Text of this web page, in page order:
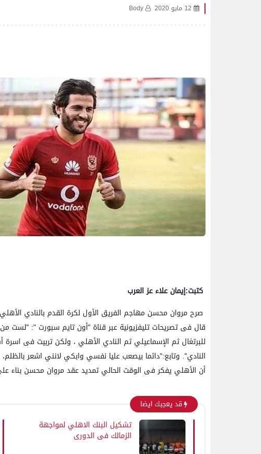
12 مايو 2020 Body
كتبت:إيمان علاء عز العرب
صرح مروان محسن مهاجم الفريق الأول لكرة القدم بالنادي
قال فى تصريحات تليفزيونية عبر قناة "أون تايم سبورت ": "لست
للبرتغال ثم الإسماعيلي ثم النادي الأهلي ، ولكن تربيت فى
النادي". وتابع:"دائما بيصعب عليا نفسي وابكي لانني اشعر
أن الأهلي يفكر فى الوقت الحالي تمديد عقد مروان محسن بناء
قد يعجبك ايضا
تشكيل البنك الاهلي لمواجهة
الزمالك في الدوري